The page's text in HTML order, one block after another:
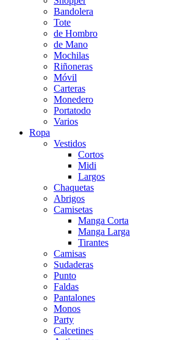
Bandolera
Tote
de Hombro
de Mano
Mochilas
Riñoneras
Móvil
Carteras
Monedero
Portatodo
Varios
Ropa
Vestidos
Cortos
Midi
Largos
Chaquetas
Abrigos
Camisetas
Manga Corta
Manga Larga
Tirantes
Camisas
Sudaderas
Punto
Faldas
Pantalones
Monos
Party
Calcetines